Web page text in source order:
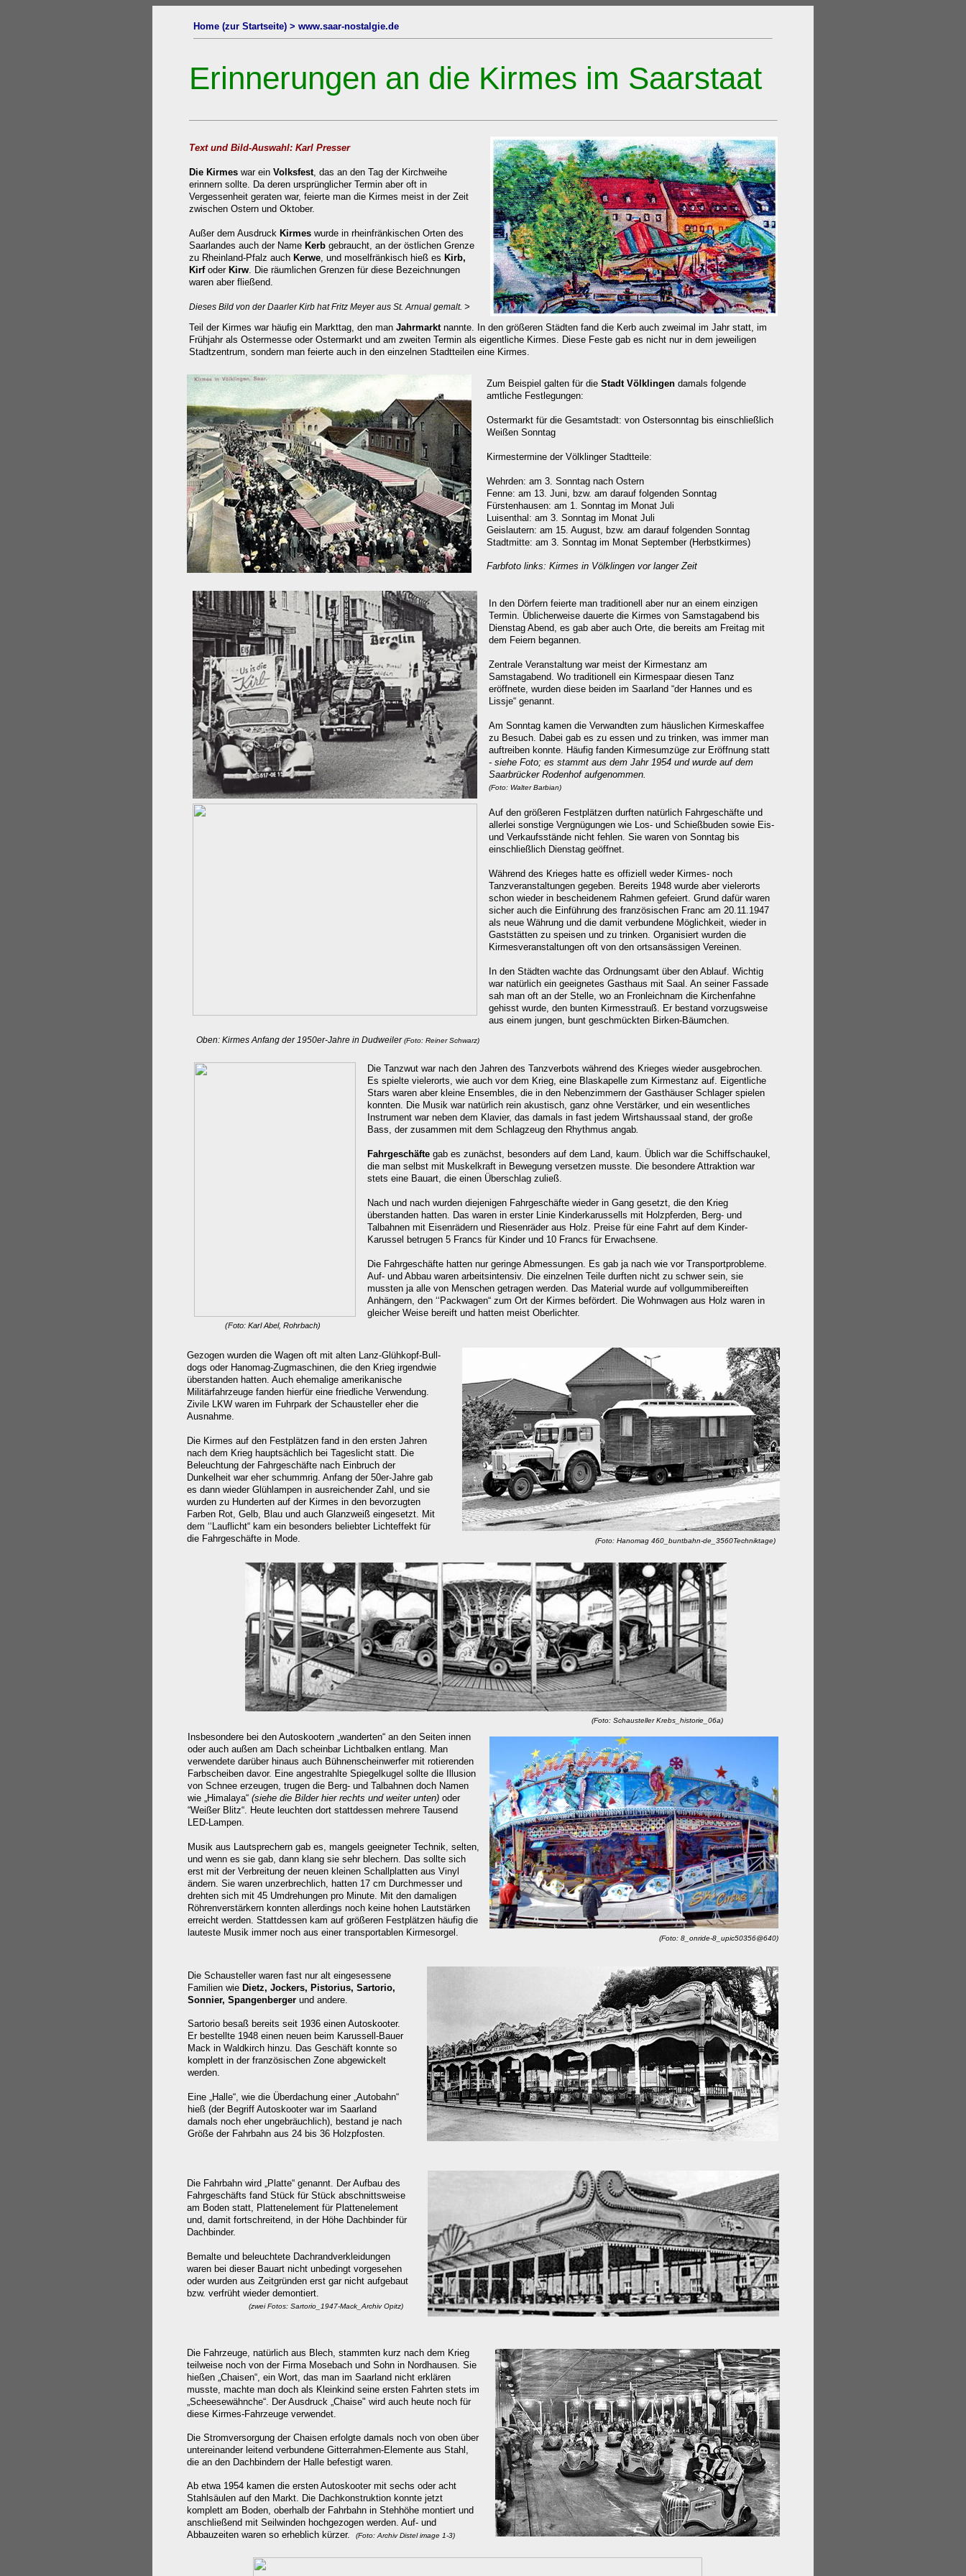
Home (zur Startseite) > www.saar-nostalgie.de
Erinnerungen an die Kirmes im Saarstaat
Text und Bild-Auswahl: Karl Presser
Die Kirmes war ein Volksfest, das an den Tag der Kirchweihe
erinnern sollte. Da deren ursprünglicher Termin aber oft in
Vergessenheit geraten war, feierte man die Kirmes meist in der Zeit
zwischen Ostern und Oktober.
Außer dem Ausdruck Kirmes wurde in rheinfränkischen Orten des
Saarlandes auch der Name Kerbgebraucht, an der östlichen Grenze
zu Rheinland-Pfalz auch Kerwe, und moselfränkisch hieß es Kirb,
Kirf oderKirw. Die räumlichen Grenzen für diese Bezeichnungen
waren aber fließend.
Dieses Bild von der Daarler Kirb hat Fritz Meyer aus St. Arnual gemalt. >
Teil der Kirmes war häufig ein Markttag, den man Jahrmarkt nannte. In den größeren Städten fand die Kerb auch zweimal im Jahr statt, im
Frühjahr als Ostermesse oder Ostermarkt und am zweiten Termin als eigentliche Kirmes. Diese Feste gab es nicht nur in dem jeweiligen
Stadtzentrum, sondern man feierte auch in den einzelnen Stadtteilen eine Kirmes.
Zum Beispiel galten für die Stadt Völklingen damals folgende
amtliche Festlegungen:
Ostermarkt für die Gesamtstadt: von Ostersonntag bis einschließlich
Weißen Sonntag
Kirmestermine der Völklinger Stadtteile:
Wehrden: am 3. Sonntag nach Ostern
Fenne: am 13. Juni, bzw. am darauf folgenden Sonntag
Fürstenhausen: am 1. Sonntag im Monat Juli
Luisenthal: am 3. Sonntag im Monat Juli
Geislautern: am 15. August, bzw. am darauf folgenden Sonntag
Stadtmitte: am 3. Sonntag im Monat September (Herbstkirmes)
Farbfoto links: Kirmes in Völklingen vor langer Zeit
In den Dörfern feierte man traditionell aber nur an einem einzigen
Termin. Üblicherweise dauerte die Kirmes von Samstagabend bis
Dienstag Abend, es gab aber auch Orte, die bereits am Freitag mit
dem Feiern begannen.
Zentrale Veranstaltung war meist der Kirmestanz am
Samstagabend. Wo traditionell ein Kirmespaar diesen Tanz
eröffnete, wurden diese beiden im Saarland “der Hannes und es
Lissje“ genannt.
Am Sonntag kamen die Verwandten zum häuslichen Kirmeskaffee
zu Besuch. Dabei gab es zu essen und zu trinken, was immer man
auftreiben konnte. Häufig fanden Kirmesumzüge zur Eröffnung statt
- siehe Foto; es stammt aus dem Jahr 1954 und wurde auf dem
Saarbrücker Rodenhof aufgenommen.
(Foto: Walter Barbian)
Auf den größeren Festplätzen durften natürlich Fahrgeschäfte und
allerlei sonstige Vergnügungen wie Los- und Schießbuden sowie Eis-
und Verkaufsstände nicht fehlen. Sie waren von Sonntag bis
einschließlich Dienstag geöffnet.
Während des Krieges hatte es offiziell weder Kirmes- noch
Tanzveranstaltungen gegeben. Bereits 1948 wurde aber vielerorts
schon wieder in bescheidenem Rahmen gefeiert. Grund dafür waren
sicher auch die Einführung des französischen Franc am 20.11.1947
als neue Währung und die damit verbundene Möglichkeit, wieder in
Gaststätten zu speisen und zu trinken. Organisiert wurden die
Kirmesveranstaltungen oft von den ortsansässigen Vereinen.
In den Städten wachte das Ordnungsamt über den Ablauf. Wichtig
war natürlich ein geeignetes Gasthaus mit Saal. An seiner Fassade
sah man oft an der Stelle, wo an Fronleichnam die Kirchenfahne
gehisst wurde, den bunten Kirmesstrauß. Er bestand vorzugsweise
aus einem jungen, bunt geschmückten Birken-Bäumchen.
Oben: Kirmes Anfang der 1950er-Jahre in Dudweiler(Foto: Reiner Schwarz)
(Foto: Karl Abel, Rohrbach)
Die Tanzwut war nach den Jahren des Tanzverbots während des Krieges wieder ausgebrochen.
Es spielte vielerorts, wie auch vor dem Krieg, eine Blaskapelle zum Kirmestanz auf. Eigentliche
Stars waren aber kleine Ensembles, die in den Nebenzimmern der Gasthäuser Schlager spielen
konnten. Die Musik war natürlich rein akustisch, ganz ohne Verstärker, und ein wesentliches
Instrument war neben dem Klavier, das damals in fast jedem Wirtshaussaal stand, der große
Bass, der zusammen mit dem Schlagzeug den Rhythmus angab.
Fahrgeschäftegab es zunächst, besonders auf dem Land, kaum. Üblich war die Schiffschaukel,
die man selbst mit Muskelkraft in Bewegung versetzen musste. Die besondere Attraktion war
stets eine Bauart, die einen Überschlag zuließ.
Nach und nach wurden diejenigen Fahrgeschäfte wieder in Gang gesetzt, die den Krieg
überstanden hatten. Das waren in erster Linie Kinderkarussells mit Holzpferden, Berg- und
Talbahnen mit Eisenrädern und Riesenräder aus Holz. Preise für eine Fahrt auf dem Kinder-
Karussel betrugen 5 Francs für Kinder und 10 Francs für Erwachsene.
Die Fahrgeschäfte hatten nur geringe Abmessungen. Es gab ja nach wie vor Transportprobleme.
Auf- und Abbau waren arbeitsintensiv. Die einzelnen Teile durften nicht zu schwer sein, sie
mussten ja alle von Menschen getragen werden. Das Material wurde auf vollgummibereiften
Anhängern, den ‘‘Packwagen“ zum Ort der Kirmes befördert. Die Wohnwagen aus Holz waren in
gleicher Weise bereift und hatten meist Oberlichter.
Gezogen wurden die Wagen oft mit alten Lanz-Glühkopf-Bull-
dogs oder Hanomag-Zugmaschinen, die den Krieg irgendwie
überstanden hatten. Auch ehemalige amerikanische
Militärfahrzeuge fanden hierfür eine friedliche Verwendung.
Zivile LKW waren im Fuhrpark der Schausteller eher die
Ausnahme.
Die Kirmes auf den Festplätzen fand in den ersten Jahren
nach dem Krieg hauptsächlich bei Tageslicht statt. Die
Beleuchtung der Fahrgeschäfte nach Einbruch der
Dunkelheit war eher schummrig. Anfang der 50er-Jahre gab
es dann wieder Glühlampen in ausreichender Zahl, und sie
wurden zu Hunderten auf der Kirmes in den bevorzugten
Farben Rot, Gelb, Blau und auch Glanzweiß eingesetzt. Mit
dem ‘‘Lauflicht“ kam ein besonders beliebter Lichteffekt für
die Fahrgeschäfte in Mode.
(Foto: Hanomag 460_buntbahn-de_3560Techniktage)
(Foto: Schausteller Krebs_historie_06a)
Insbesondere bei den Autoskootern „wanderten“ an den Seiten innen
oder auch außen am Dach scheinbar Lichtbalken entlang. Man
verwendete darüber hinaus auch Bühnenscheinwerfer mit rotierenden
Farbscheiben davor. Eine angestrahlte Spiegelkugel sollte die Illusion
von Schnee erzeugen, trugen die Berg- und Talbahnen doch Namen
wie „Himalaya“ (siehe die Bilder hier rechts und weiter unten) oder
“Weißer Blitz“. Heute leuchten dort stattdessen mehrere Tausend
LED-Lampen.
Musik aus Lautsprechern gab es, mangels geeigneter Technik, selten,
und wenn es sie gab, dann klang sie sehr blechern. Das sollte sich
erst mit der Verbreitung der neuen kleinen Schallplatten aus Vinyl
ändern. Sie waren unzerbrechlich, hatten 17 cm Durchmesser und
drehten sich mit 45 Umdrehungen pro Minute. Mit den damaligen
Röhrenverstärkern konnten allerdings noch keine hohen Lautstärken
erreicht werden. Stattdessen kam auf größeren Festplätzen häufig die
lauteste Musik immer noch aus einer transportablen Kirmesorgel.
(Foto: 8_onride-8_upic50356@640)
Die Schausteller waren fast nur alt eingesessene
Familien wie Dietz, Jockers, Pistorius, Sartorio,
Sonnier, Spangenberger und andere.
Sartorio besaß bereits seit 1936 einen Autoskooter.
Er bestellte 1948 einen neuen beim Karussell-Bauer
Mack in Waldkirch hinzu. Das Geschäft konnte so
komplett in der französischen Zone abgewickelt
werden.
Eine „Halle“, wie die Überdachung einer „Autobahn“
hieß (der Begriff Autoskooter war im Saarland
damals noch eher ungebräuchlich), bestand je nach
Größe der Fahrbahn aus 24 bis 36 Holzpfosten.
Die Fahrbahn wird „Platte“ genannt. Der Aufbau des
Fahrgeschäfts fand Stück für Stück abschnittsweise
am Boden statt, Plattenelement für Plattenelement
und, damit fortschreitend, in der Höhe Dachbinder für
Dachbinder.
Bemalte und beleuchtete Dachrandverkleidungen
waren bei dieser Bauart nicht unbedingt vorgesehen
oder wurden aus Zeitgründen erst gar nicht aufgebaut
bzw. verfrüht wieder demontiert.
(zwei Fotos: Sartorio_1947-Mack_Archiv Opitz)
Die Fahrzeuge, natürlich aus Blech, stammten kurz nach dem Krieg
teilweise noch von der Firma Mosebach und Sohn in Nordhausen. Sie
hießen „Chaisen“, ein Wort, das man im Saarland nicht erklären
musste, machte man doch als Kleinkind seine ersten Fahrten stets im
„Scheesewähnche“. Der Ausdruck „Chaise" wird auch heute noch für
diese Kirmes-Fahrzeuge verwendet.
Die Stromversorgung der Chaisen erfolgte damals noch von oben über
untereinander leitend verbundene Gitterrahmen-Elemente aus Stahl,
die an den Dachbindern der Halle befestigt waren.
Ab etwa 1954 kamen die ersten Autoskooter mit sechs oder acht
Stahlsäulen auf den Markt. Die Dachkonstruktion konnte jetzt
komplett am Boden, oberhalb der Fahrbahn in Stehhöhe montiert und
anschließend mit Seilwinden hochgezogen werden. Auf- und
Abbauzeiten waren so erheblich kürzer.
(Foto: Archiv Distel image 1-3)